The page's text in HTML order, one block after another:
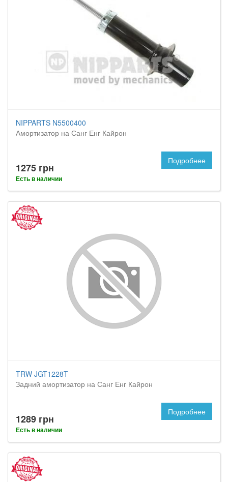
NIPPARTS N5500400
Амортизатор на Санг Енг Кайрон
1275 грн
Есть в наличии
Подробнее
TRW JGT1228T
Задний амортизатор на Санг Енг Кайрон
1289 грн
Есть в наличии
Подробнее